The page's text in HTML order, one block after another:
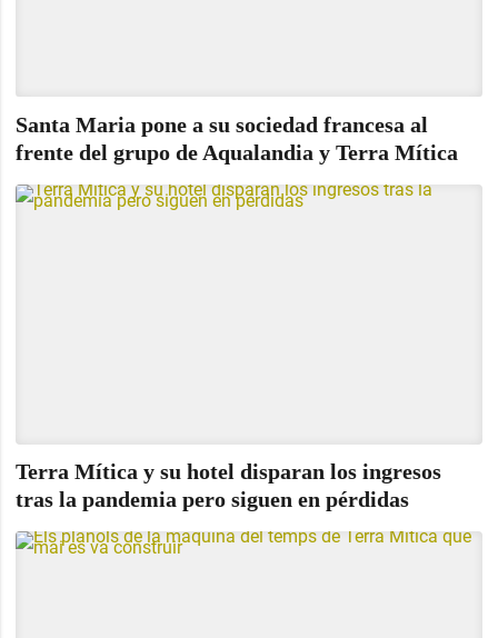
Santa Maria pone a su sociedad francesa al
frente del grupo de Aqualandia y Terra Mítica
Terra Mítica y su hotel disparan los ingresos
tras la pandemia pero siguen en pérdidas